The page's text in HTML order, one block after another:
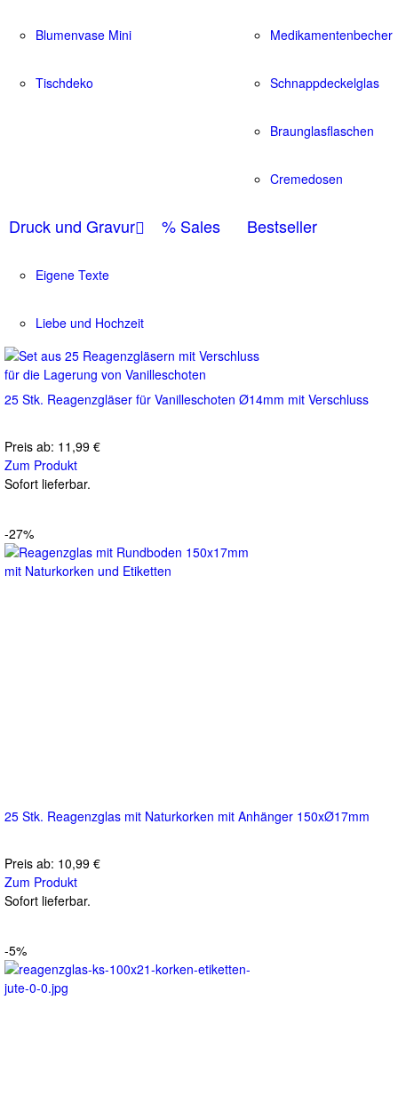
Blumenvase Mini
Tischdeko
Medikamentenbecher
Schnappdeckelglas
Braunglasflaschen
Cremedosen
Druck und Gravur
Eigene Texte
Liebe und Hochzeit
% Sales Bestseller
25 Stk. Reagenzgläser für Vanilleschoten Ø14mm mit Verschluss
Preis ab: 11,99 €
Zum Produkt
Sofort lieferbar.
-27%
25 Stk. Reagenzglas mit Naturkorken mit Anhänger 150xØ17mm
Preis ab: 10,99 €
Zum Produkt
Sofort lieferbar.
-5%